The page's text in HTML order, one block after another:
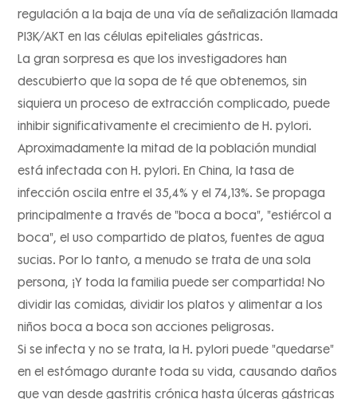
regulación a la baja de una vía de señalización llamada
PI3K/AKT en las células epiteliales gástricas.
La gran sorpresa es que los investigadores han
descubierto que la sopa de té que obtenemos, sin
siquiera un proceso de extracción complicado, puede
inhibir significativamente el crecimiento de H. pylori.
Aproximadamente la mitad de la población mundial
está infectada con H. pylori. En China, la tasa de
infección oscila entre el 35,4% y el 74,13%. Se propaga
principalmente a través de "boca a boca", "estiércol a
boca", el uso compartido de platos, fuentes de agua
sucias. Por lo tanto, a menudo se trata de una sola
persona, ¡Y toda la familia puede ser compartida! No
dividir las comidas, dividir los platos y alimentar a los
niños boca a boca son acciones peligrosas.
Si se infecta y no se trata, la H. pylori puede "quedarse"
en el estómago durante toda su vida, causando daños
que van desde gastritis crónica hasta úlceras gástricas